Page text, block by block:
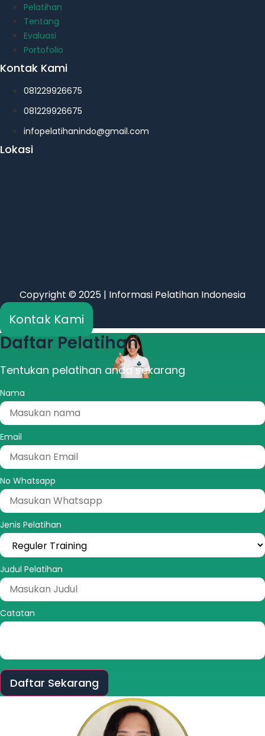
Pelatihan
Tentang
Evaluasi
Portofolio
Kontak Kami
081229926675
081229926675
infopelatihanindo@gmail.com
Lokasi
Copyright © 2025 | Informasi Pelatihan Indonesia
Kontak Kami
Daftar Pelatihan
Tentukan pelatihan anda sekarang
Nama
Email
No Whatsapp
Jenis Pelatihan
Judul Pelatihan
Catatan
Daftar Sekarang